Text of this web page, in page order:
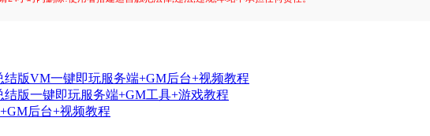
版VM一键即玩服务端+GM后台+视频教程
版一键即玩服务端+GM工具+游戏教程
后台+视频教程